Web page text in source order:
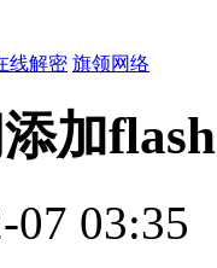
线解密 旗领网络
加flash
07 03:35